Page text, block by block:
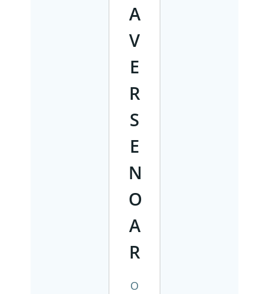
A
V
E
R
S
E
N
O
A
R
O